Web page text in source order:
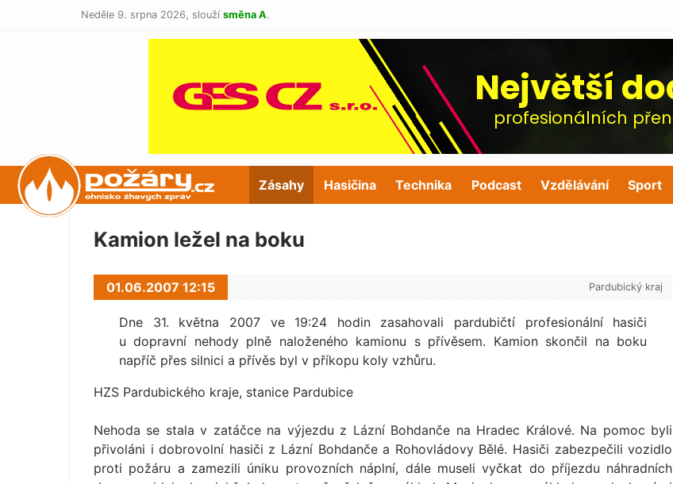
Neděle 9. srpna 2026, slouží směna A.
POŽÁRY.cz Zásahy Hasičina Technika Podcast Vzdělávání Sport
Kamion ležel na boku
01.06.2007 12:15 Pardubický kraj
Dne 31. května 2007 ve 19:24 hodin zasahovali pardubičtí profesionální hasiči
u dopravní nehody plně naloženého kamionu s přívěsem. Kamion skončil na boku
napříč přes silnici a přívěs byl v příkopu koly vzhůru.
HZS Pardubického kraje, stanice Pardubice
Nehoda se stala v zatáčce na výjezdu z Lázní Bohdanče na Hradec Králové. Na pomoc byli
přivoláni i dobrovolní hasiči z Lázní Bohdanče a Rohovládovy Bělé. Hasiči zabezpečili vozidlo
proti požáru a zamezili úniku provozních náplní, dále museli vyčkat do příjezdu náhradních